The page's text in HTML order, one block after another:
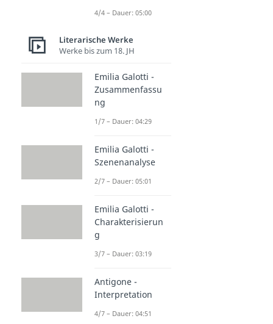
4/4 – Dauer: 05:00
Literarische Werke
Werke bis zum 18. JH
Emilia Galotti -
Zusammenfassu
ng
1/7 – Dauer: 04:29
Emilia Galotti -
Szenenanalyse
2/7 – Dauer: 05:01
Emilia Galotti -
Charakterisierun
g
3/7 – Dauer: 03:19
Antigone -
Interpretation
4/7 – Dauer: 04:51